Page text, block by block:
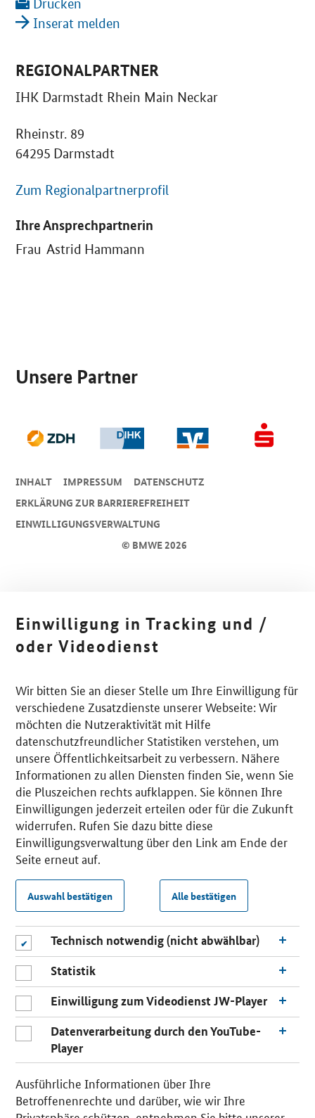
Drucken
Inserat melden
REGIONALPARTNER
IHK Darmstadt Rhein Main Neckar
Rheinstr. 89
64295 Darmstadt
Zum Regionalpartnerprofil
Ihre Ansprechpartnerin
Frau Astrid Hammann
Unsere Partner
© BMWE 2026
INHALT IMPRESSUM
DA­TEN­SCHUTZ
ERKLÄRUNG ZUR BARRIEREFREIHEIT
EINWILLIGUNGSVERWALTUNG
Einwilligung in Tracking und /
oder Videodienst
Wir bitten Sie an dieser Stelle um Ihre Einwilligung für
verschiedene Zusatzdienste unserer Webseite: Wir
möchten die Nutzeraktivität mit Hilfe
datenschutzfreundlicher Statistiken verstehen, um
unsere Öffentlichkeitsarbeit zu verbessern. Nähere
Informationen zu allen Diensten finden Sie, wenn Sie
die Pluszeichen rechts aufklappen. Sie können Ihre
Einwilligungen jederzeit erteilen oder für die Zukunft
widerrufen. Rufen Sie dazu bitte diese
Einwilligungsverwaltung über den Link am Ende der
Seite erneut auf.
Auswahl bestätigen Alle bestätigen
Technisch notwendig (nicht abwählbar)
Statistik
Einwilligung zum Videodienst JW-Player
Datenverarbeitung durch den YouTube-
Player
Ausführliche Informationen über Ihre
Betroffenenrechte und darüber, wie wir Ihre